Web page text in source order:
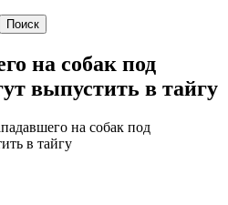
на собак под
выпустить в тайгу
на собак под
в тайгу